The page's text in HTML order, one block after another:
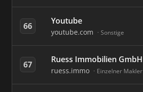
66 Youtube
youtube.com Sonstige
67 Ruess Immobilien GmbH
ruess.immo Einzelner Makler